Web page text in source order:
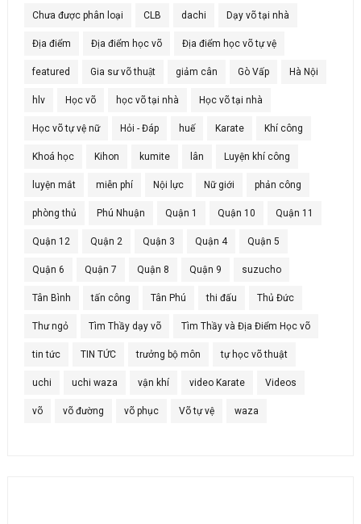
Chưa được phân loại CLB dachi Dạy võ tại nhà
Địa điểm Địa điểm học võ Địa điểm học võ tự vệ
featured Gia sư võ thuật giảm cân Gò Vấp Hà Nội
hlv Học võ học võ tại nhà Học võ tại nhà
Học võ tự vệ nữ Hỏi - Đáp huế Karate Khí công
Khoá học Kihon kumite lân Luyện khí công
luyện mắt miễn phí Nội lực Nữ giới phản công
phòng thủ Phú Nhuận Quận 1 Quận 10 Quận 11
Quận 12 Quận 2 Quận 3 Quận 4 Quận 5
Quận 6 Quận 7 Quận 8 Quận 9 suzucho
Tân Bình tấn công Tân Phú thi đấu Thủ Đức
Thư ngỏ Tìm Thầy dạy võ Tìm Thầy và Địa Điểm Học võ
tin tức TIN TỨC trưởng bộ môn tự học võ thuật
uchi uchi waza vận khí video Karate Videos
võ võ đường võ phục Võ tự vệ waza